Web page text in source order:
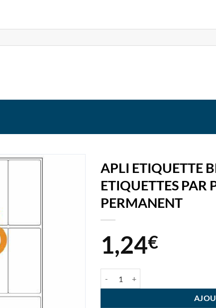
APLI ETIQUETTE
ETIQUETTES PAR
PERMANENT
1,24€